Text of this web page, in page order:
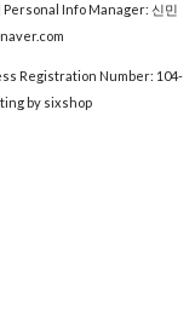
Info Manager: 신민
Registration Number: 104-
by sixshop